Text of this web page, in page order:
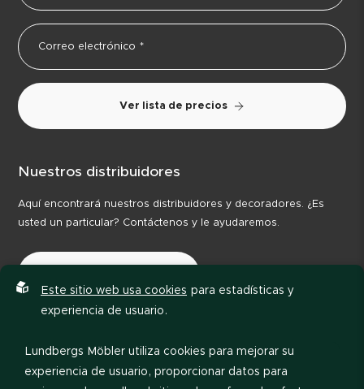
Ver lista de precios
Nuestros distribuidores
Aquí encontrará nuestros distribuidores y decoradores. ¿Es
usted un particular? Contáctenos y le ayudaremos.
Este sitio web usa cookies para estadísticas y
experiencia de usuario.
Lundbergs Möbler utiliza cookies para mejorar su
experiencia de usuario, proporcionar datos para